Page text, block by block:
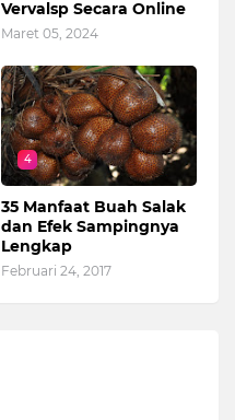
Vervalsp Secara Online
Maret 05, 2024
4
35 Manfaat Buah Salak
dan Efek Sampingnya
Lengkap
Februari 24, 2017